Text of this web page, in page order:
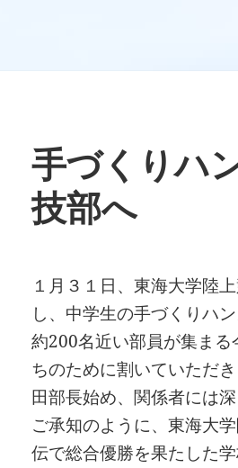
手づくりハ
技部へ
１月３１日、東海大学陸
し、中学生の手づくりハ
約200名近い部員が集ま
ちのために割いていただ
田部長始め、関係者には
ご承知のように、東海大
伝で総合優勝を果たした